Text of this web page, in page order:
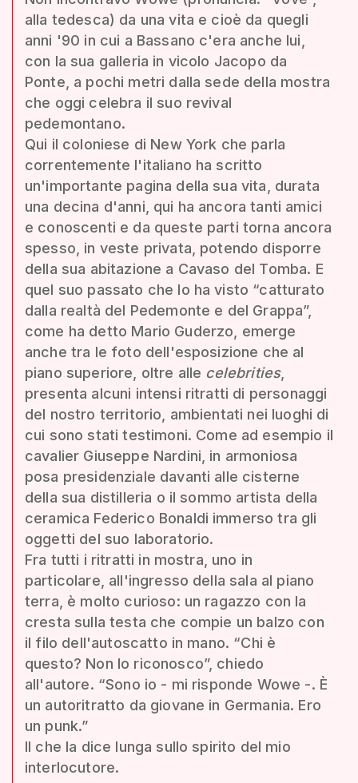
alla tedesca) da una vita e cioè da quegli
anni '90 in cui a Bassano c'era anche lui,
con la sua galleria in vicolo Jacopo da
Ponte, a pochi metri dalla sede della mostra
che oggi celebra il suo revival
pedemontano.
Qui il coloniese di New York che parla
correntemente l'italiano ha scritto
un'importante pagina della sua vita, durata
una decina d'anni, qui ha ancora tanti amici
e conoscenti e da queste parti torna ancora
spesso, in veste privata, potendo disporre
della sua abitazione a Cavaso del Tomba. E
quel suo passato che lo ha visto “catturato
dalla realtà del Pedemonte e del Grappa”,
come ha detto Mario Guderzo, emerge
anche tra le foto dell'esposizione che al
piano superiore, oltre alle celebrities,
presenta alcuni intensi ritratti di personaggi
del nostro territorio, ambientati nei luoghi di
cui sono stati testimoni. Come ad esempio il
cavalier Giuseppe Nardini, in armoniosa
posa presidenziale davanti alle cisterne
della sua distilleria o il sommo artista della
ceramica Federico Bonaldi immerso tra gli
oggetti del suo laboratorio.
Fra tutti i ritratti in mostra, uno in
particolare, all'ingresso della sala al piano
terra, è molto curioso: un ragazzo con la
cresta sulla testa che compie un balzo con
il filo dell'autoscatto in mano. “Chi è
questo? Non lo riconosco”, chiedo
all'autore. “Sono io - mi risponde Wowe -. È
un autoritratto da giovane in Germania. Ero
un punk.”
Il che la dice lunga sullo spirito del mio
interlocutore.